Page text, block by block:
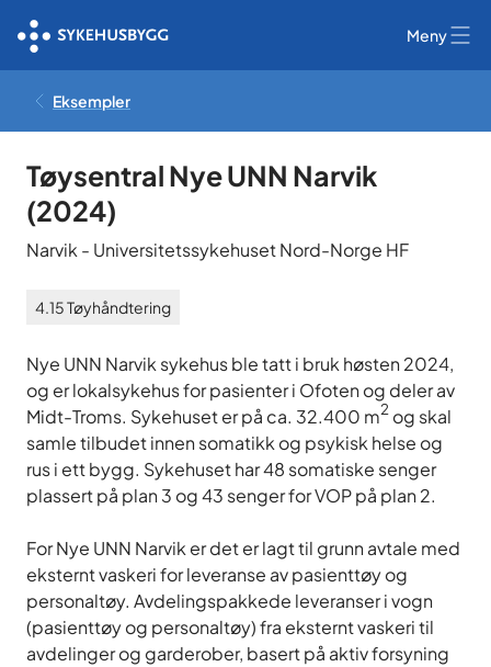
Meny
Eksempler
Tøysentral Nye UNN Narvik
(2024)
Narvik - Universitetssykehuset Nord-Norge HF
4.15Tøyhåndtering
Nye UNN Narvik sykehus ble tatt i bruk høsten 2024,
og er lokalsykehus for pasienter i Ofoten og deler av
Midt-Troms. Sykehuset er på ca. 32.400 m2 og skal
samle tilbudet innen somatikk og psykisk helse og
rus i ett bygg. Sykehuset har 48 somatiske senger
plassert på plan 3 og 43 senger for VOP på plan 2.
For Nye UNN Narvik er det er lagt til grunn avtale med
eksternt vaskeri for leveranse av pasienttøy og
personaltøy. Avdelingspakkede leveranser i vogn
(pasienttøy og personaltøy) fra eksternt vaskeri til
avdelinger og garderober, basert på aktiv forsyning